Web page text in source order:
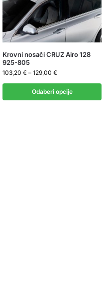
Krovni nosači CRUZ Airo 128
925-805
103,20 € – 129,00 €
Odaberi opcije